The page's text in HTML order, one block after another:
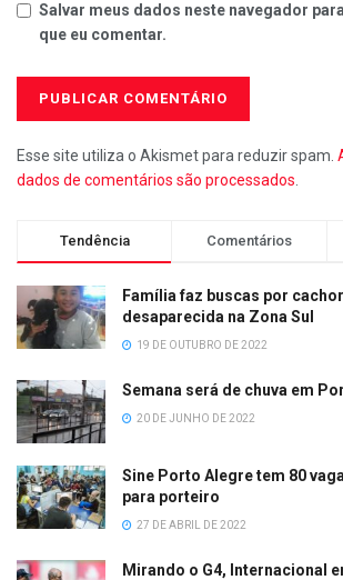
Salvar meus dados neste navegador
que eu comentar.
Esse site utiliza o Akismet para reduzir spam.
dados de comentários são processados
Tendência Comentários
Família faz buscas por
desaparecida na Zona Sul
19 DE OUTUBRO DE 2022
Semana será de chuva em
20 DE JUNHO DE 2022
Sine Porto Alegre tem 80
para porteiro
27 DE ABRIL DE 2022
Mirando o G4, Internacional